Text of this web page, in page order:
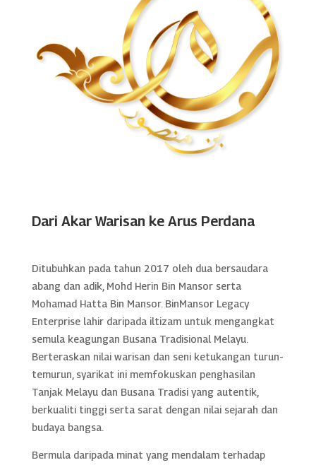
Dari Akar Warisan ke Arus Perdana
Ditubuhkan pada tahun 2017 oleh dua bersaudara
abang dan adik, Mohd Herin Bin Mansor serta
Mohamad Hatta Bin Mansor. BinMansor Legacy
Enterprise lahir daripada iltizam untuk mengangkat
semula keagungan Busana Tradisional Melayu.
Berteraskan nilai warisan dan seni ketukangan turun-
temurun, syarikat ini memfokuskan penghasilan
Tanjak Melayu dan Busana Tradisi yang autentik,
berkualiti tinggi serta sarat dengan nilai sejarah dan
budaya bangsa.
Bermula daripada minat yang mendalam terhadap